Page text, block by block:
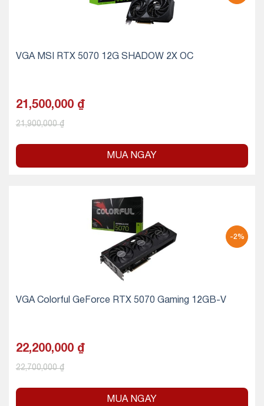
VGA MSI RTX 5070 12G SHADOW 2X OC
21,500,000 ₫
21,900,000₫
MUA NGAY
-2%
VGA Colorful GeForce RTX 5070 Gaming 12GB-V
22,200,000 ₫
22,700,000₫
MUA NGAY